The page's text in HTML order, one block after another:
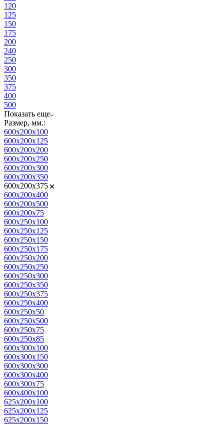
120
125
150
175
200
240
250
300
350
375
400
500
Показать еще
Размер, мм.:
600x200x100
600x200x125
600x200x200
600x200x250
600x200x300
600x200x350
600x200x375
600x200x400
600x200x500
600x200x75
600x250x100
600x250x125
600x250x150
600x250x175
600x250x200
600x250x250
600x250x300
600x250x350
600x250x375
600x250x400
600x250x50
600x250x500
600x250x75
600x250x85
600x300x100
600x300x150
600x300x300
600x300x400
600x300x75
600x400x100
625x200x100
625x200x125
625x200x150